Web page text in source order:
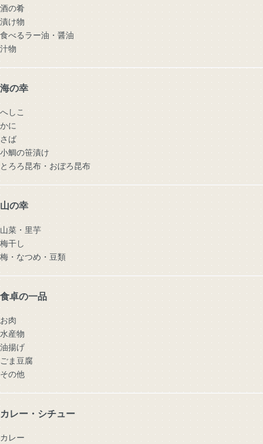
酒の肴
漬け物
食べるラー油・醤油
汁物
海の幸
へしこ
かに
さば
小鯛の笹漬け
とろろ昆布・おぼろ昆布
山の幸
山菜・里芋
梅干し
梅・なつめ・豆類
食卓の一品
お肉
水産物
油揚げ
ごま豆腐
その他
カレー・シチュー
カレー